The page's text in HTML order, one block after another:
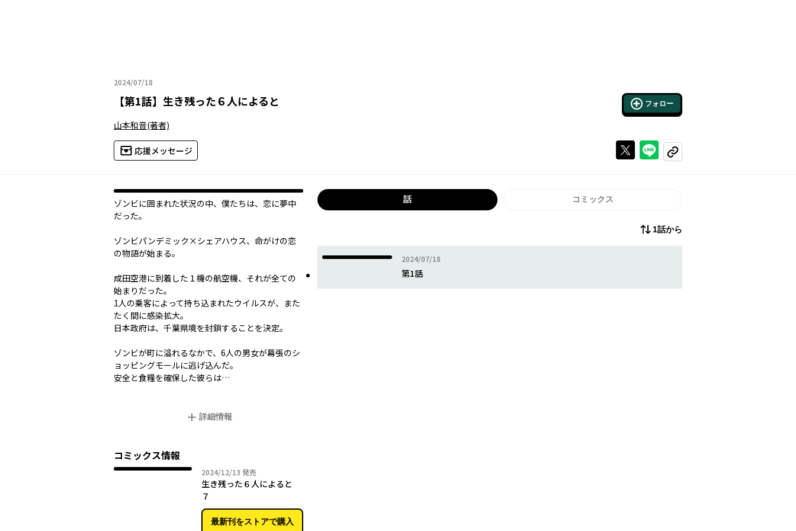
2024/07/18
2024年07月18日
【第1話】 生き残った６人によると フォロー
山本和音(著者)
応援メッセージ Xで投稿するラインでシェアする
コピーする
ゾンビに囲まれた状況の中、僕たちは、恋に夢中
だった――。
ゾンビパンデミック×シェアハウス、命がけの恋
の物語が始まる。
成田空港に到着した１機の航空機、それが全ての
始まりだった。
1人の乗客によって持ち込まれたウイルスが、また
たく間に感染拡大。
日本政府は、千葉県境を封鎖することを決定。
ゾンビが町に溢れるなかで、6人の男女が幕張のシ
ョッピングモールに逃げ込んだ。
安全と食糧を確保した彼らは…
詳細情報
コミックス情報
2024/12/13 2024年12月13日
発売
生き残った６人によると
７
最新刊をストアで購入
話 コミックス
1話から
2024/07/18
2024年07月18日
第1話